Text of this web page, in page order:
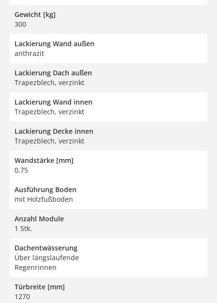
Gewicht [kg]
300
Lackierung Wand außen
anthrazit
Lackierung Dach außen
Trapezblech, verzinkt
Lackierung Wand innen
Trapezblech, verzinkt
Lackierung Decke innen
Trapezblech, verzinkt
Wandstärke [mm]
0,75
Ausführung Boden
mit Holzfußboden
Anzahl Module
1 Stk.
Dachentwässerung
Über längslaufende
Regenrinnen
Türbreite [mm]
1270